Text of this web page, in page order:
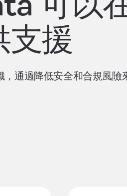
援
通過降低安全和合規風險